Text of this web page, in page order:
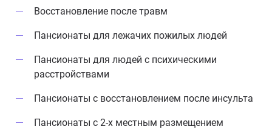
Восстановление после травм
Пансионаты для лежачих пожилых людей
Пансионаты для людей с психическими
расстройствами
Пансионаты с восстановлением после инсульта
Пансионаты с 2-х местным размещением